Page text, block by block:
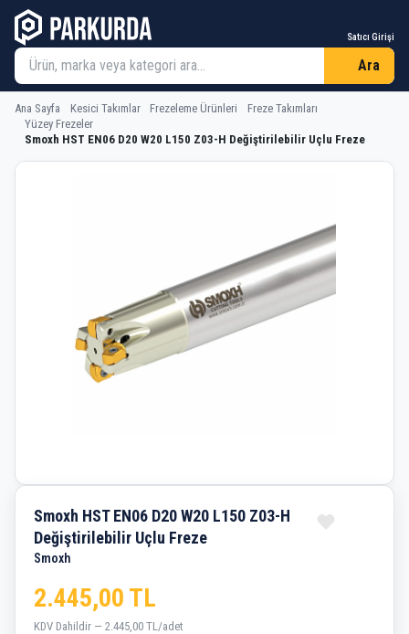
Satıcı Girişi
Ara
Ana Sayfa Kesici Takımlar Frezeleme Ürünleri
Freze Takımları
Yüzey Frezeler
Smoxh HST EN06 D20 W20 L150 Z03-H Değiştirilebilir Uçlu Freze
Smoxh HST EN06 D20 W20 L150
Smoxh HST EN06 D20 W20 L150 Z03-H
Değiştirilebilir Uçlu Freze
Smoxh
2.445,00 TL
KDV Dahildir — 2.445,00 TL/adet